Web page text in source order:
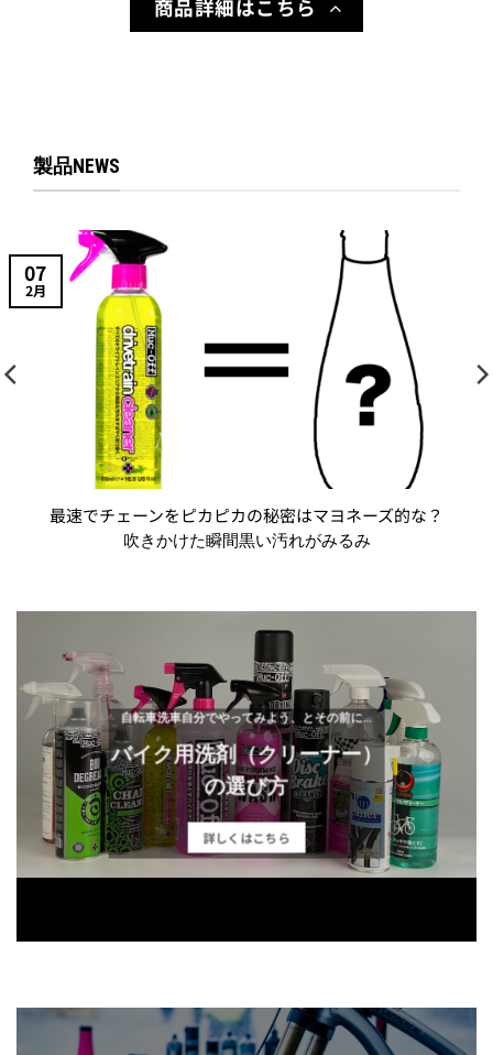
商品詳細はこちら
製品NEWS
最速でチェーンをピカピカの秘密はマヨネーズ的な？
吹きかけた瞬間黒い汚れがみるみ
07
2月
自転車洗車自分でやってみよう、とその前に…
バイク用洗剤（クリーナー）
の選び方
詳しくはこちら